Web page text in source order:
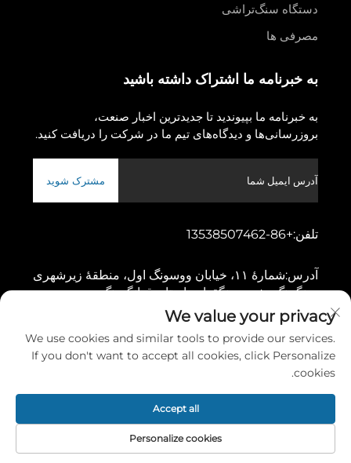
دستگاه سنگ‌تراشی
مصرفی ها
به خبرنامه ما اشتراک داشته باشید
به خبرنامه ما بپیوندید تا جدیدترین اخبار صنعت،
بروزرسانی‌ها و دیدگاه‌های تیم ما در شرکت را دریافت کنید.
مشترک شوید
تلفن:+86-13538507462
آدرس:
شمارهٔ ۱۱، خیابان ووسونگ اول، منطقهٔ زیرشهری
دونگچنگ، شهر دونگقوان، استان قوانگدونگ
کپی‌رایت © ۲۰۲۶ توسط شرکت ماشین‌آلات گائوشانگ دونگقوان، محدوده
سیاست حفظ حریم خصوصی
صفحه اصلی محصول درباره تماس
We value your privacy
We use cookies and similar tools to provide our services.
If you don't want to accept all cookies, click Personalize
cookies.
Personalize cookies
Accept all